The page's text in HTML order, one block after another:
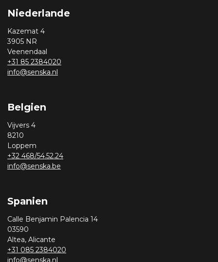
Niederlande
Kazemat 4
3905 NR
Veenendaal
+31 85 2384020
info@senska.nl
Belgien
Vijvers 4
8210
Loppem
+32 468/54.52.24
info@senska.be
Spanien
Calle Benjamin Palencia 14
03590
Altea, Alicante
+31 085 2384020
info@senska.nl